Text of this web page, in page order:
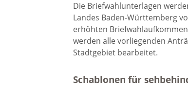
Tagesordnung
Ortschaftsratssitzung
Waldhilsbach
Sitzungsprotokolle
Die Briefwahlunterlagen
Landes Baden-Württemberg
erhöhten
werden alle vorliegenden
Stadtgebiet bearbeitet.
Schablonen für